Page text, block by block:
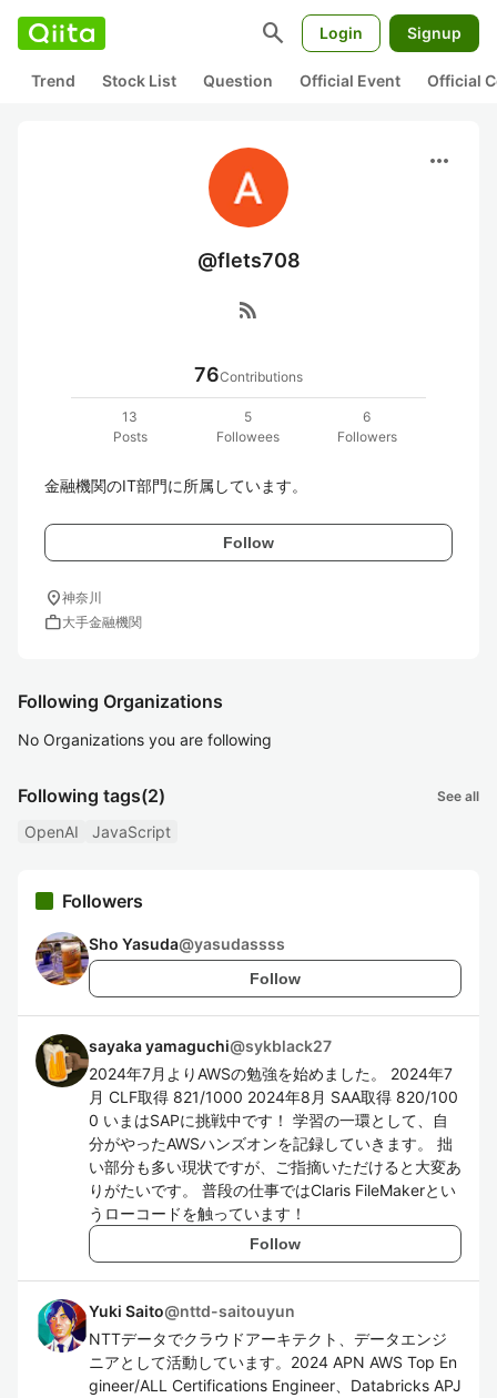
search Login Signup
Trend Stock List Question Official Event Official
more_horiz
@flets708
rss_feed
76Contributions
13
Posts
5
Followees
6
Followers
金融機関のIT部門に所属しています。
Follow
location_on神奈川
work大手金融機関
Following Organizations
No Organizations you are following
Following tags(2) See all
OpenAI JavaScript
Followers
Sho Yasuda@yasudassss
Follow
sayaka yamaguchi@sykblack27
2024年7月よりAWSの勉強を始めました。 2024年7
月 CLF取得 821/1000 2024年8月 SAA取得 820/100
0 いまはSAPに挑戦中です！ 学習の一環として、自
分がやったAWSハンズオンを記録していきます。 拙
い部分も多い現状ですが、ご指摘いただけると大変あ
りがたいです。 普段の仕事ではClaris FileMakerとい
うローコードを触っています！
Follow
Yuki Saito@nttd-saitouyun
NTTデータでクラウドアーキテクト、データエンジ
ニアとして活動しています。2024 APN AWS Top En
gineer/ALL Certifications Engineer、Databricks APJ